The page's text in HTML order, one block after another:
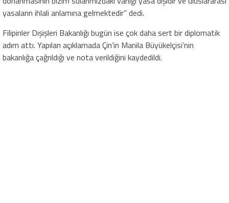
yasaların ihlali anlamına gelmektedir” dedi.
Filipinler Dışişleri Bakanlığı bugün ise çok daha sert bir diplomatik
adım attı. Yapılan açıklamada Çin’in Manila Büyükelçisi’nin
bakanlığa çağrıldığı ve nota verildiğini kaydedildi.